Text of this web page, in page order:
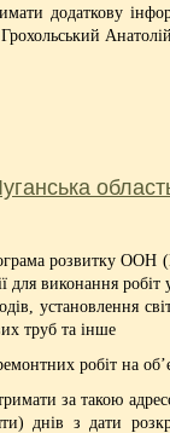
розвитку
для виконання
установлення
труб та інше
робіт на
за такою
днів з дати